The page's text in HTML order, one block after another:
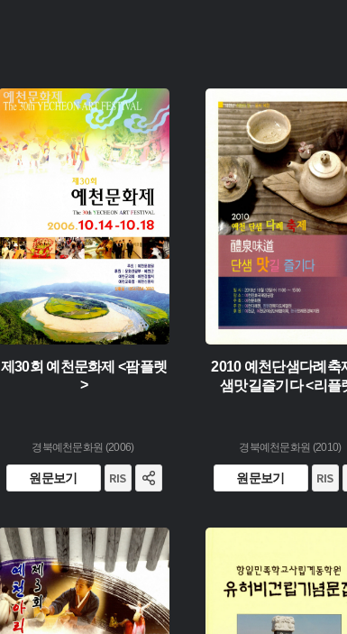
유형 :
생산 :
제30회 예천문화제 <팜플렛
>
경북예천문화원 (2006)
원문보기
유형 :
생산 :
소장 :
2010 예천단샘다례축
샘맛길즐기다 <리플
경북예천문화원 (2010)
원문보기
유형 :
생산 :
유형 :
생산 :